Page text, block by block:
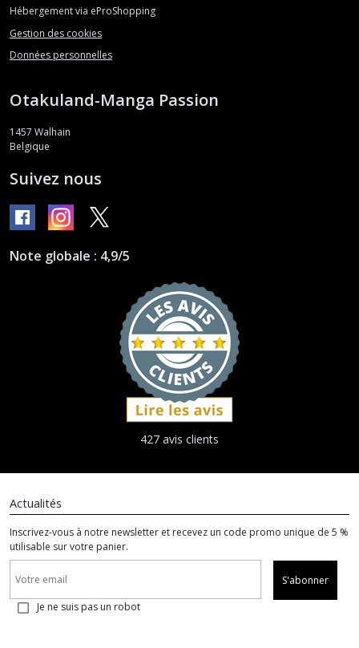
Hébergement via eProShopping
Gestion des cookies
Données personnelles
Otakuland-Manga Passion
1457 Walhain
Belgique
Suivez nous
Note globale : 4,9/5
427 avis clients
Actualités
Inscrivez-vous à notre newsletter et recevez un code promo unique de 5 %
utilisable sur votre panier.
S'abonner
Je ne suis pas un robot